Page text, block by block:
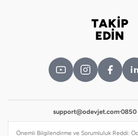
TAKİP
EDİN
support@odevjet.com·0850
Önemli Bilgilendirme ve Sorumluluk Reddi: